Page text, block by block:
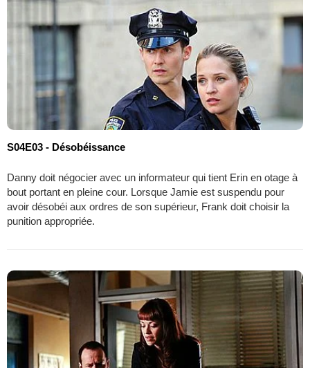
S04E03 - Désobéissance
Danny doit négocier avec un informateur qui tient Erin en otage à
bout portant en pleine cour. Lorsque Jamie est suspendu pour
avoir désobéi aux ordres de son supérieur, Frank doit choisir la
punition appropriée.